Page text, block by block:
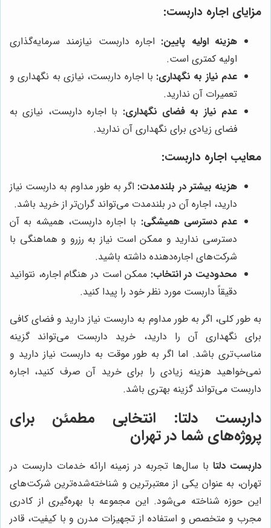
مزایای اجاره داربست:
هزینه اولیه پایین: اجاره داربست نیازمند سرمایه‌گذاری
اولیه کمتری است.
عدم نیاز به نگهداری: با اجاره داربست، نیازی به نگهداری و
تعمیرات آن ندارید.
عدم نیاز به فضای نگهداری: با اجاره داربست، نیازی به
فضای زیادی برای نگهداری آن ندارید.
معایب اجاره داربست:
هزینه بیشتر در بلندمدت: اگر به طور مداوم به داربست نیاز
دارید، اجاره آن در بلندمدت می‌تواند گران‌تر از خرید باشد.
عدم دسترسی همیشگی: با اجاره داربست، همیشه به آن
دسترسی ندارید و ممکن است نیاز به رزرو و هماهنگی با
شرکت‌های اجاره‌دهنده داشته باشید.
محدودیت در انتخاب: ممکن است در هنگام اجاره، نتوانید
دقیقاً داربست مورد نظر خود را پیدا کنید.
به طور کلی، اگر به طور مداوم به داربست نیاز دارید و فضای کافی
برای نگهداری آن را دارید، خرید داربست می‌تواند گزینه
مناسب‌تری باشد. اما اگر به طور موقت به داربست نیاز دارید و
نمی‌خواهید هزینه زیادی را برای خرید آن صرف کنید، اجاره
داربست می‌تواند گزینه بهتری باشد.
داربست دلتا: انتخابی مطمئن برای
پروژه‌های شما در تهران
داربست دلتا با سال‌ها تجربه در زمینه ارائه خدمات داربست در
تهران، به عنوان یکی از معتبرترین و شناخته‌شده‌ترین شرکت‌های
این حوزه شناخته می‌شود. این مجموعه با بهره‌گیری از کادری
مجرب و متخصص و استفاده از تجهیزات مدرن و با کیفیت، قادر